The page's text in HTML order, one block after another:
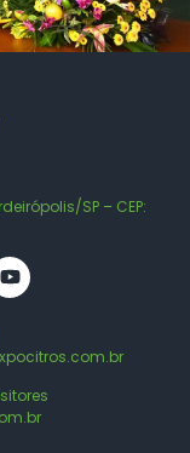
SP – CEP: